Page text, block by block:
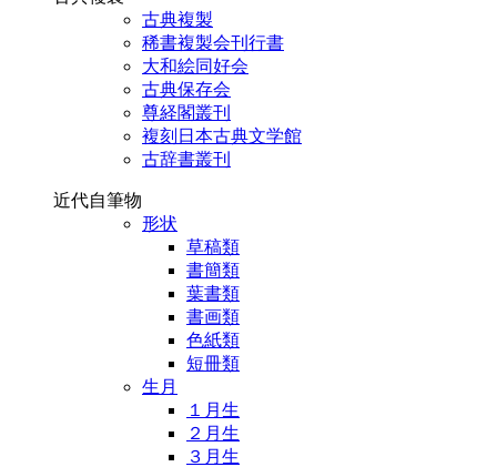
古典複製
稀書複製会刊行書
大和絵同好会
古典保存会
尊経閣叢刊
複刻日本古典文学館
古辞書叢刊
近代自筆物
形状
草稿類
書簡類
葉書類
書画類
色紙類
短冊類
生月
１月生
２月生
３月生